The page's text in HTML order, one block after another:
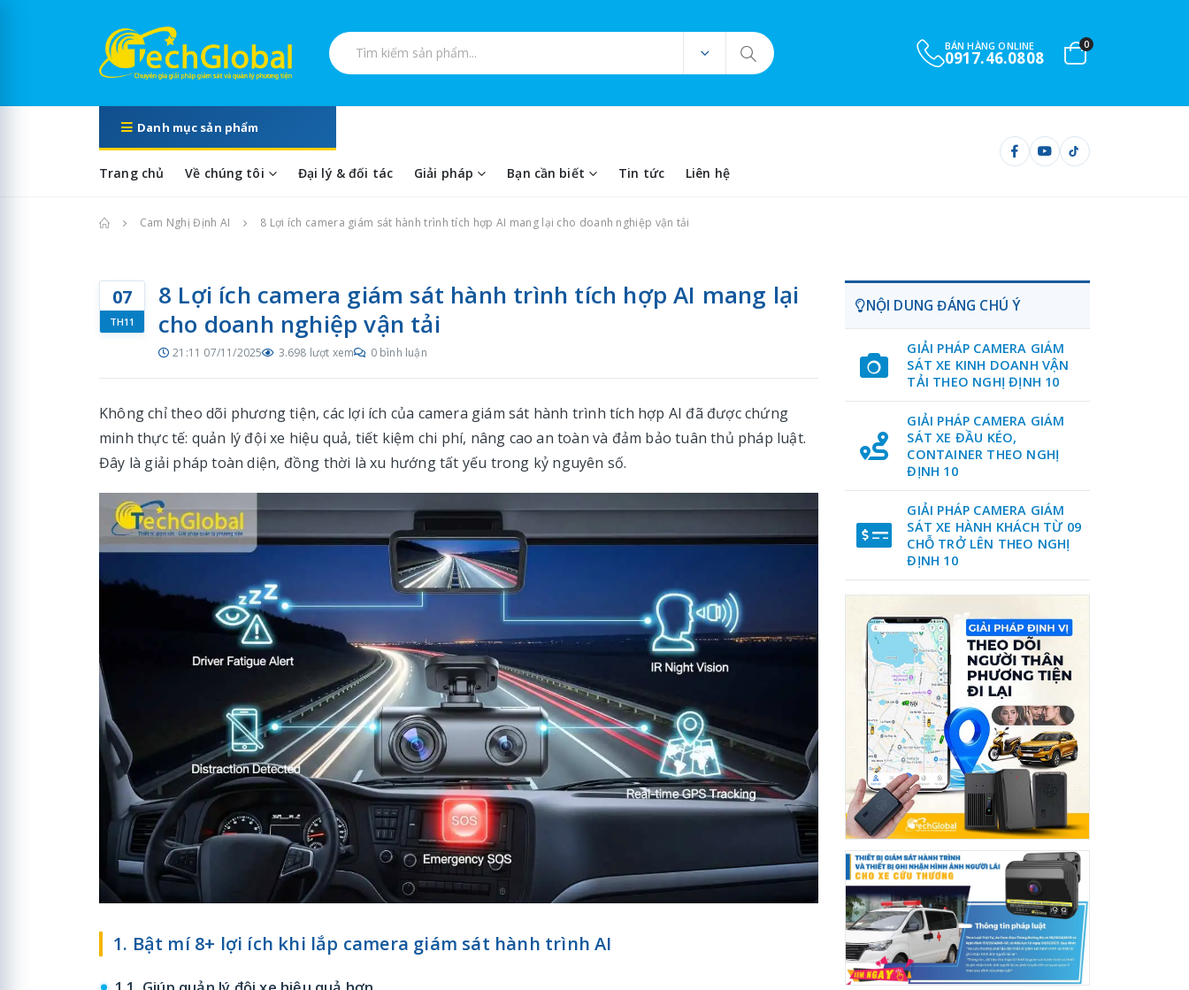
Tìm kiếm sản phẩm
BÁN HÀNG ONLINE
0917.46.0808
0
Danh mục sản phẩm
Trang chủ Về chúng tôi Đại lý & đối tác Giải pháp Bạn cần biết Tin tức Liên hệ
Trang chủCam Nghị Định AI 8 Lợi ích camera giám sát hành trình tích hợp AI mang lại cho doanh nghiệp vận tải
07
TH11
8 Lợi ích camera giám sát hành trình tích hợp AI mang lại
cho doanh nghiệp vận tải
21:11 07/11/2025 3.698 lượt xem 0 bình luận
Không chỉ theo dõi phương tiện, các lợi ích của camera giám sát hành trình tích hợp AI đã được chứng
minh thực tế: quản lý đội xe hiệu quả, tiết kiệm chi phí, nâng cao an toàn và đảm bảo tuân thủ pháp luật.
Đây là giải pháp toàn diện, đồng thời là xu hướng tất yếu trong kỷ nguyên số.
1. Bật mí 8+ lợi ích khi lắp camera giám sát hành trình AI
NỘI DUNG ĐÁNG CHÚ Ý
GIẢI PHÁP CAMERA GIÁM
SÁT XE KINH DOANH VẬN
TẢI THEO NGHỊ ĐỊNH 10
GIẢI PHÁP CAMERA GIÁM
SÁT XE ĐẦU KÉO,
CONTAINER THEO NGHỊ
ĐỊNH 10
GIẢI PHÁP CAMERA GIÁM
SÁT XE HÀNH KHÁCH TỪ 09
CHỖ TRỞ LÊN THEO NGHỊ
ĐỊNH 10